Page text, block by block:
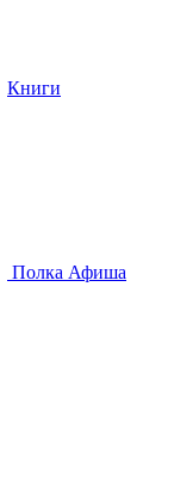
Книги
Полка Афиша